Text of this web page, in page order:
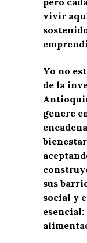
vivir
Yo no
de la
genere
sus
social y